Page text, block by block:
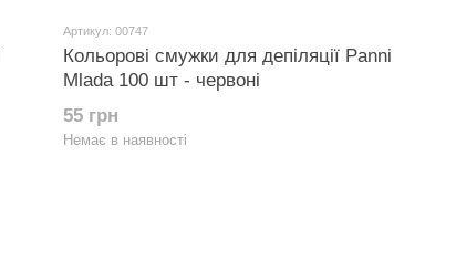
Артикул: 00747
Кольорові смужки для депіляції Panni
Mlada 100 шт - червоні
55 грн
Немає в наявності